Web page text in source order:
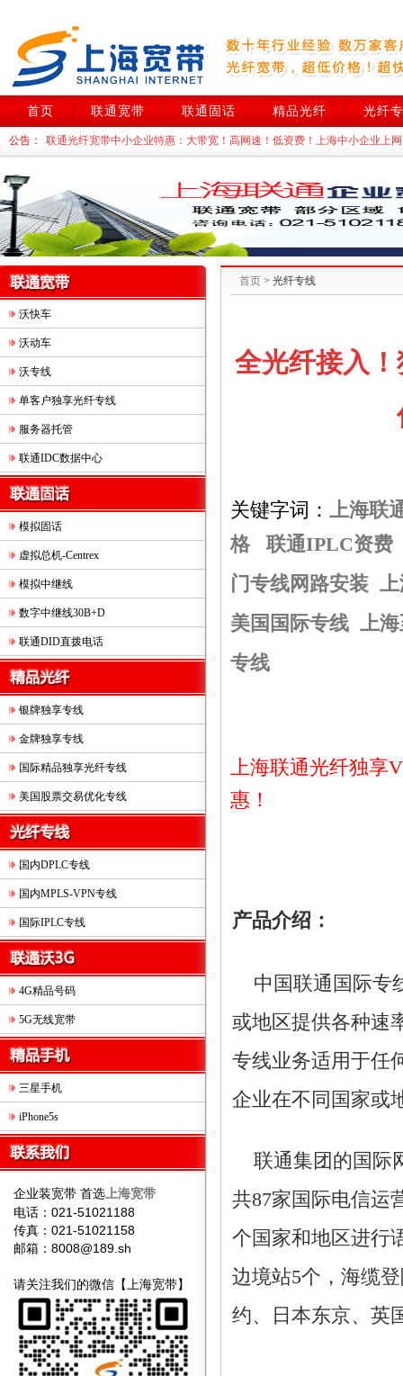
首页 联通宽带 联通固话 精品光纤 光纤
公告：
联通光纤宽带中小企业特惠：大带宽！高网速！低资费！上海中小企业上
上海联通DID！政府机关、上市公司、跨国企业首选！本周办理享特价优
沃快车
沃动车
沃专线
单客户独享光纤专线
服务器托管
联通IDC数据中心
模拟固话
虚拟总机-Centrex
模拟中继线
数字中继线30B+D
联通DID直拨电话
银牌独享专线
金牌独享专线
国际精品独享光纤专线
美国股票交易优化专线
国内DPLC专线
国内MPLS-VPN专线
国际IPLC专线
4G精品号码
5G无线宽带
三星手机
iPhone5s
企业装宽带 首选上海宽带
电话：021-51021188
传真：021-51021158
邮箱： 8008@189.sh
请关注我们的微信【上海宽带】
首页 > 光纤专线
全光纤接入
关键字词： 上海联
格
联通IPLC资费
门专线网路安装
美国国际专线 上
专线
上海联通光纤独享
惠！
产品介绍：
中国联通国际专
或地区提供各种速
专线业务适用于任
企业在不同国家或
联通集团的国际
共87家国际电信运
个国家和地区进行
边境站5个，海缆
约、日本东京、英